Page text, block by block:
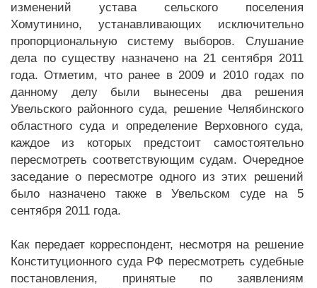
изменений устава сельского поселения
Хомутинино, устанавливающих исключительно
пропорциональную систему выборов. Слушание
дела по существу назначено на 21 сентября 2011
года. Отметим, что ранее в 2009 и 2010 годах по
данному делу были вынесены два решения
Увельского районного суда, решение Челябинского
областного суда и определение Верховного суда,
каждое из которых предстоит самостоятельно
пересмотреть соответствующим судам. Очередное
заседание о пересмотре одного из этих решений
было назначено также в Увельском суде на 5
сентября 2011 года.
Как передает корреспондент, несмотря на решение
Конституционного суда РФ пересмотреть судебные
постановления, принятые по заявлениям